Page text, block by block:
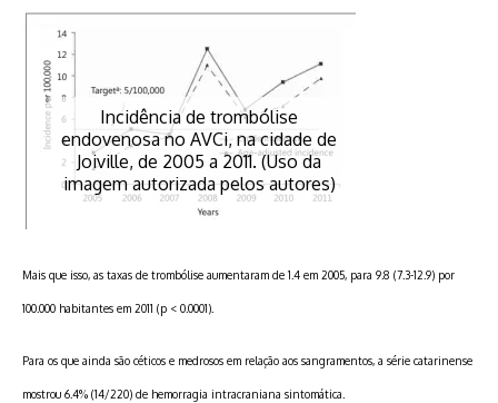
Incidência de trombólise
endovenosa no AVCi, na cidade de
Joiville, de 2005 a 2011. (Uso da
imagem autorizada pelos autores)
Mais que isso, as taxas de trombólise aumentaram de 1.4 em 2005, para 9.8 (7.3-12.9) por
100.000 habitantes em 2011 (p < 0.0001).
Para os que ainda são céticos e medrosos em relação aos sangramentos, a série catarinense
mostrou 6.4% (14/220) de hemorragia intracraniana sintomática.